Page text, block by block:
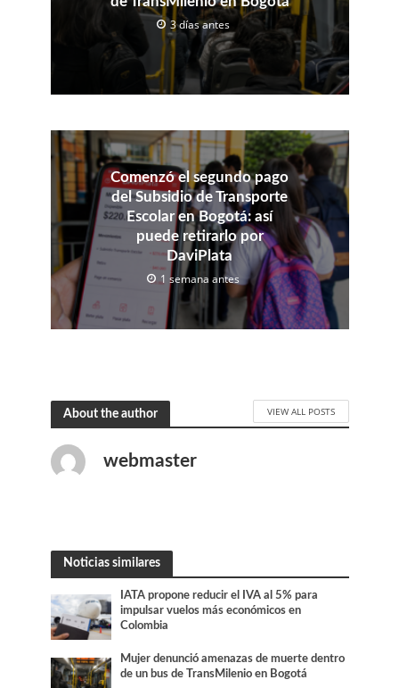
3 días antes
Comenzó el segundo pago
del Subsidio de Transporte
Escolar en Bogotá: así
puede retirarlo por
DaviPlata
1 semana antes
About the author VIEW ALL POSTS
webmaster
Noticias similares
IATA propone reducir el IVA al 5% para
impulsar vuelos más económicos en
Colombia
Mujer denunció amenazas de muerte dentro
de un bus de TransMilenio en Bogotá